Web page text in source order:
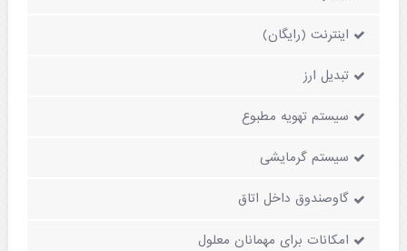
اینترنت (رایگان)
تبدیل ارز
سیستم تهویه مطبوع
سیستم گرمایشی
گاوصندوق داخل اتاق
امکانات برای مهمانان معلول